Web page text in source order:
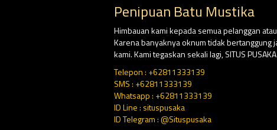
Penipuan Batu Mustika
Himbauan kami kepada semua pelanggan
Karena banyaknya oknum tidak
kami. Kami tegaskan sekali lagi, SITUS
Telepon : +62811333139
SMS : +62811333139
Whatsapp : +62811333139
ID Line : situspusaka
ID Telegram : @Situspusaka